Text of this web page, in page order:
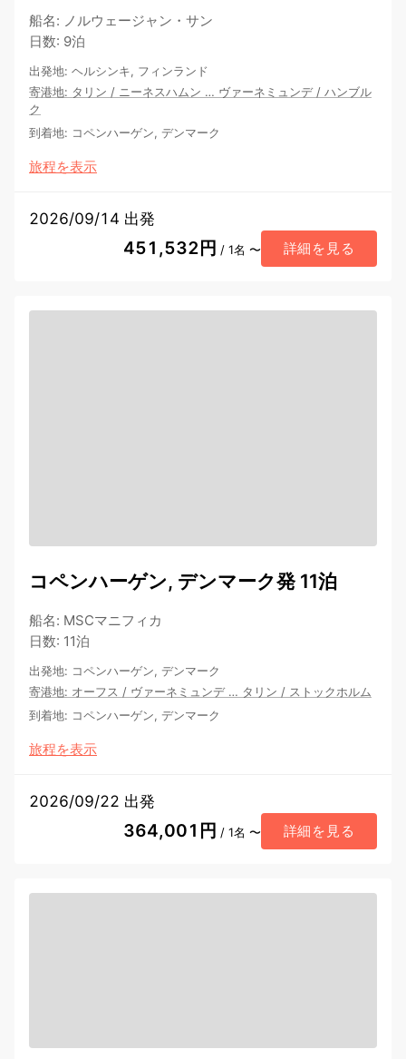
船名: ノルウェージャン・サン
日数: 9泊
出発地: ヘルシンキ, フィンランド
寄港地: タリン / ニーネスハムン … ヴァーネミュンデ/ ハンブル
ク
到着地: コペンハーゲン, デンマーク
旅程を表示
2026/09/14 出発
451,532円 / 1名 〜 詳細を見る
コペンハーゲン, デンマーク発 11泊
船名: MSCマニフィカ
日数: 11泊
出発地: コペンハーゲン, デンマーク
寄港地: オーフス / ヴァーネミュンデ… タリン / ストックホルム
到着地: コペンハーゲン, デンマーク
旅程を表示
2026/09/22 出発
364,001円 / 1名 〜 詳細を見る